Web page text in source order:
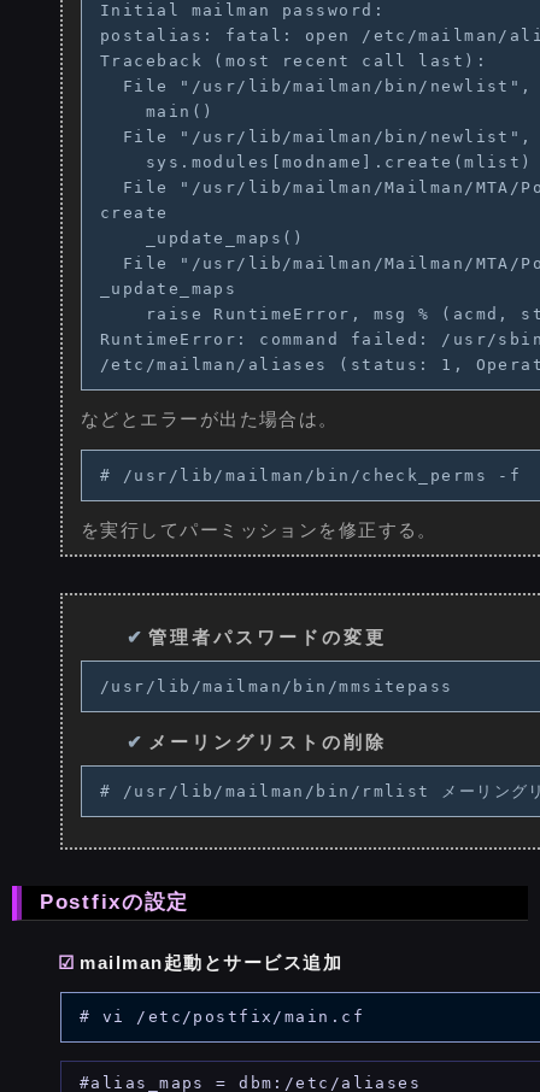
Initial mailman password:
postalias: fatal: open /etc/mailman/
Traceback (most recent call last):
File "/usr/lib/mailman/bin/
create
_update_maps
RuntimeError: command failed: /usr/
などとエラーが出た場合は。
を実行してパーミッションを修正する。
管理者パスワードの変更
メーリングリストの削除
Postfixの設定
mailman起動とサービス追加